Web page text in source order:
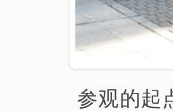
参观的起